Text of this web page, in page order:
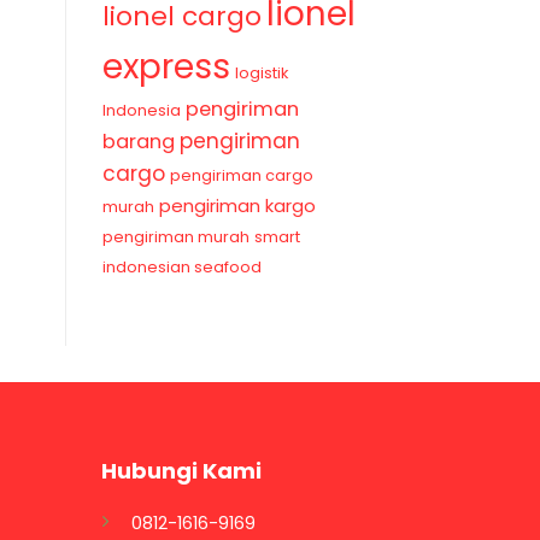
lionel cargo lionel
express logistik
Indonesia pengiriman
barang pengiriman
cargo pengiriman cargo
murah pengiriman kargo
pengiriman murah smart
indonesian seafood
Hubungi Kami
0812-1616-9169